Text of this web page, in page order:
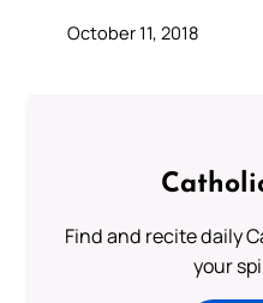
October 11, 2018
Find and recite daily
your